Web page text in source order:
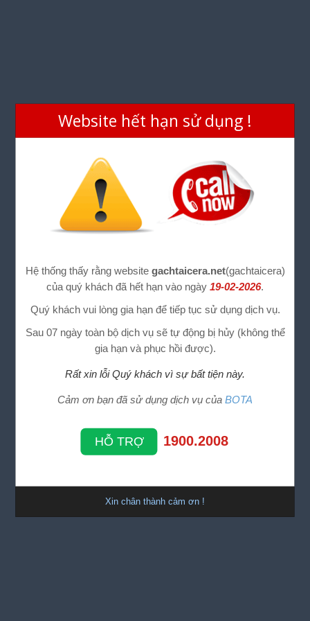
Website hết hạn sử dụng !
Hệ thống thấy rằng website gachtaicera.net(gachtaicera)
của quý khách đã hết hạn vào ngày 19-02-2026.
Quý khách vui lòng gia hạn để tiếp tục sử dụng dịch vụ.
Sau 07 ngày toàn bộ dịch vụ sẽ tự động bị hủy (không thể
gia hạn và phục hồi được).
Rất xin lỗi Quý khách vì sự bất tiện này.
Cảm ơn bạn đã sử dụng dịch vụ của BOTA
HỖ TRỢ 1900.2008
Xin chân thành cảm ơn !